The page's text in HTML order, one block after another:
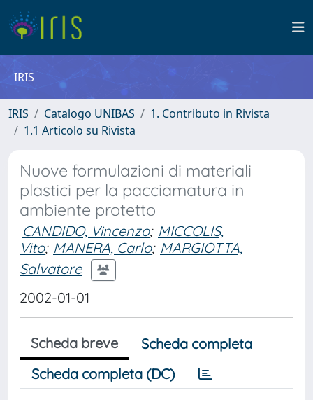
IRIS
IRIS Catalogo UNIBAS
1. Contributo in Rivista
1.1 Articolo su Rivista
Nuove formulazioni di materiali
plastici per la pacciamatura in
ambiente protetto
CANDIDO, Vincenzo; MICCOLIS,
Vito; MANERA, Carlo; MARGIOTTA,
Salvatore
2002-01-01
Scheda breve
Scheda completa
Scheda completa (DC)